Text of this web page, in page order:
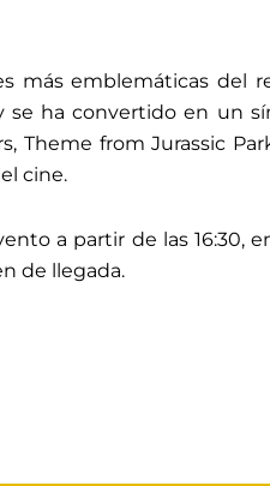
más emblemáticas
se ha convertido en un
Theme from Jurassic
cine.
a partir de las 16:30,
de llegada.